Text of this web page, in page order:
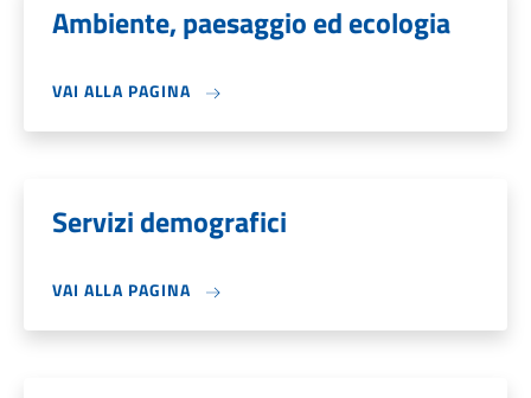
Ambiente, paesaggio ed ecologia
VAI ALLA PAGINA
Servizi demografici
VAI ALLA PAGINA